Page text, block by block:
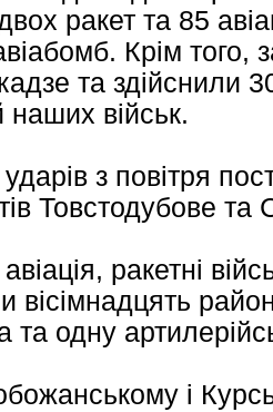
ракет та 85
Крім того,
та здійснили
наших військ.
з повітря
Товстодубове та
ракетні
вісімнадцять
та одну
і